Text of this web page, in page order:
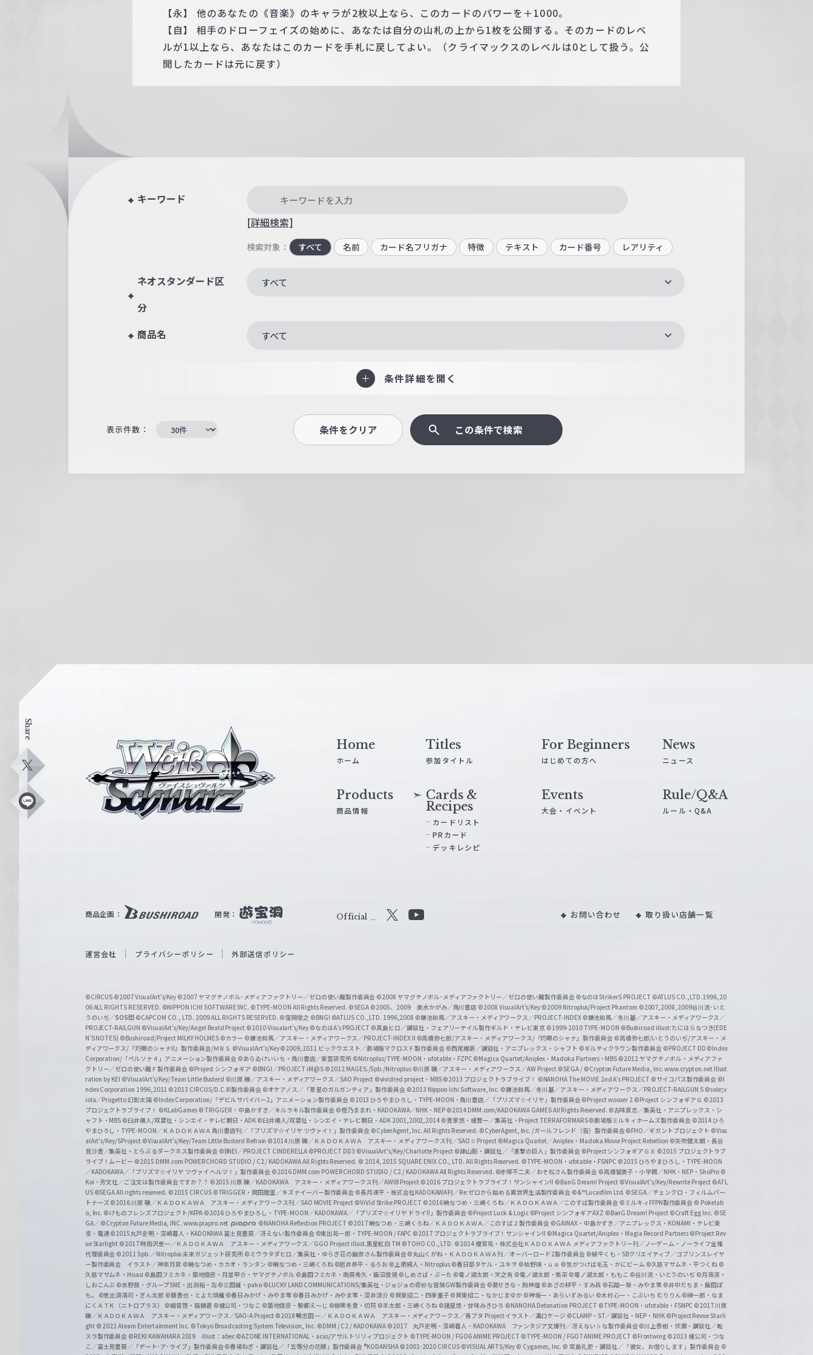
【永】 他のあなたの《音楽》のキャラが2枚以上なら、このカードのパワーを＋1000。
【自】 相手のドローフェイズの始めに、あなたは自分の山札の上から1枚を公開する。そのカードのレベ
ルが1以上なら、あなたはこのカードを手札に戻してよい。（クライマックスのレベルは0として扱う。公
開したカードは元に戻す）
キーワード
[詳細検索]
検索対象： すべて 名前 カード名フリガナ 特徴 テキスト カード番号 レアリティ
ネオスタンダード区
分
すべて
商品名 すべて
条件詳細を開く
表示件数： 条件をクリア この条件で検索
Share
X
L
ス
W
i
c
h
w
a
r
z
Home
ホーム
Titles
参加タイトル
For Beginners
はじめての方へ
News
ニュース
Products
商品情報
Cards &
Recipes
カードリスト
PRカード
デッキレシピ
Events
大会・イベント
Rule/Q&A
ルール・Q&A
商品企画： 開発： Official
Y
b
e
O
f
f
i
c
i
a
l
C
h
a
n
n
e
l
お問い合わせ 取り扱い店舗一覧
運営会社 プライバシーポリシー 外部送信ポリシー
©CIRCUS ©2007 VisualArt's/Key ©2007 ヤマグチノボル･メディアファクトリー／ゼロの使い魔製作委員会 ©2008 ヤマグチノボル･メディアファクトリー／ゼロの使い魔製作委員会 ©なのはStrikerS PROJECT ©ATLUS CO.,LTD.1996,20
06 ALL RIGHTS RESERVED. ©NIPPON ICHI SOFTWARE INC. ©TYPE-MOON All Rights Reserved. ©SEGA ©2005、2009 美水かがみ／角川書店 ©2008 VisualArt's/Key ©2009 Nitroplus/Project Phantom ©2007,2008,2009谷川流･いと
うのいぢ／SOS団 ©CAPCOM CO., LTD. 2009 ALL RIGHTS RESERVED. ©窪岡俊之 ©BNGI ©ATLUS CO.,LTD. 1996,2008 ©鎌池和馬／アスキー・メディアワークス／PROJECT-INDEX ©鎌池和馬／冬川基／アスキー・メディアワークス／
PROJECT-RAILGUN ©VisualArt's/Key/Angel Beats! Project ©2010 Visualart's/Key ©なのはA's PROJECT ©真島ヒロ／講談社・フェアリーテイル製作ギルド・テレビ東京 ©1999-2010 TYPE-MOON ©Bushiroad illust:たにはらなつき(EDE
N'S NOTES) ©Bushiroad/Project MILKY HOLMES ©カラー ©鎌池和馬／アスキー・メディアワークス／PROJECT-INDEX II ©高橋弥七郎/アスキー・メディアワークス/『灼眼のシャナ』製作委員会 ©高橋弥七郎/いとうのいぢ/アスキー・メ
ディアワークス/『灼眼のシャナII』製作委員会/ＭＢＳ ©VisualArt's/Key©2009,2011 ビックウエスト／劇場版マクロスＦ製作委員会 ©西尾維新／講談社・アニプレックス・シャフト ©ギルティクラウン製作委員会 ©PROJECT DD ©Index
Corporation/「ペルソナ４」アニメーション製作委員会 ©あらゐけいいち・角川書店／東雲研究所 ©Nitroplus/TYPE-MOON・ufotable・FZPC ©Magica Quartet/Aniplex・Madoka Partners・MBS ©2012 ヤマグチノボル・メディアファ
クトリー／ゼロの使い魔Ｆ製作委員会 ©Project シンフォギア ©BNGI／PROJECT iM@S ©2012 MAGES./5pb./Nitroplus ©川原 礫／アスキー・メディアワークス／AW Project ©SEGA / ©Crypton Future Media, Inc. www.crypton.net Illust
ration by KEI ©VisualArt's/Key/Team Little Busters! ©川原 礫／アスキー・メディアワークス／SAO Project ©vividred project・MBS ©2013 プロジェクトラブライブ！ ©NANOHA The MOVIE 2nd A's PROJECT ©サイコパス製作委員会 ©I
ndex Corporation 1996,2011 ©2013 CIRCUS/D.C.III製作委員会 ©オケアノス／「翠星のガルガンティア」製作委員会 ©2013 Nippon Ichi Software, Inc. ©鎌池和馬／冬川基／アスキー・メディアワークス／PROJECT-RAILGUN S ©sole;v
iola／Progetto 幻影太陽 ©Index Corporation/「デビルサバイバー2」アニメーション製作委員会 ©2013 ひろやまひろし・TYPE-MOON・角川書店／「プリズマ☆イリヤ」製作委員会©Project wooser 2 ©Project シンフォギアＧ ©2013
プロジェクトラブライブ！ ©KLabGames © TRIGGER・中島かずき／キルラキル製作委員会 ©橙乃ままれ・KADOKAWA／NHK・NEP ©2014 DMM.com/KADOKAWA GAMES All Rights Reserved. ©古味直志／集英社・アニプレックス・シ
ャフト・MBS ©臼井儀人/双葉社・シンエイ・テレビ朝日・ADK ©臼井儀人/双葉社・シンエイ・テレビ朝日・ADK 2001,2002,2014 ©貴家悠・橘賢一／集英社・Project TERRAFORMARS©劇場版ミルキィホームズ製作委員会 ©2014 ひろ
やまひろし・TYPE-MOON／ＫＡＤＯＫＡＷＡ 角川書店刊／「プリズマ☆イリヤ ツヴァイ！」製作委員会 ©CyberAgent, Inc. All Rights Reserved. ©CyberAgent, Inc. /ガールフレンド（仮）製作委員会©FHO／ギガントプロジェクト ©Visu
alArt's/Key/SProject ©VisualArt's/Key/Team Little Busters! Refrain ©2014 川原 礫／ＫＡＤＯＫＡＷＡ アスキー・メディアワークス刊／SAOⅡ Project ©Magica Quartet／Aniplex・Madoka Movie Project Rebellion ©矢吹健太朗・長谷
見沙貴／集英社・とらぶるダークネス製作委員会 ©BNEI／PROJECT CINDERELLA ©PROJECT DD3 ©VisualArt's/Key/Charlotte Project ©諫山創・講談社／「進撃の巨人」製作委員会 ©Project シンフォギアＧＸ ©2015 プロジェクトラブ
ライブ！ムービー ©2015 DMM.com POWERCHORD STUDIO / C2 / KADOKAWA All Rights Reserved. © 2014, 2015 SQUARE ENIX CO., LTD. All Rights Reserved. ©TYPE-MOON・ufotable・FSNPC ©2015 ひろやまひろし・TYPE-MOON
／KADOKAWA／「プリズマ☆イリヤ ツヴァイ ヘルツ！」製作委員会 ©2016 DMM.com POWERCHORD STUDIO / C2 / KADOKAWA All Rights Reserved. ©赤塚不二夫／おそ松さん製作委員会 ©高橋留美子・小学館／NHK・NEP・ShoPro ©
Koi・芳文社／ご注文は製作委員会ですか？？ ©2015 川原 礫／KADOKAWA アスキー・メディアワークス刊／AWIB Project ©2016 プロジェクトラブライブ！サンシャイン!! ©BanG Dream! Project ©VisualArt's/Key/Rewrite Project ©ATL
US ©SEGA All rights reserved. ©2015 CIRCUS ©TRIGGER・岡田麿里／キズナイーバー製作委員会 ©長月達平・株式会社KADOKAWA刊／Re:ゼロから始める異世界生活製作委員会 ©&™Lucasfilm Ltd. ©SEGA／チェンクロ・フィルムパー
トナーズ©2016 川原 礫／ＫＡＤＯＫＡＷＡ アスキー・メディアワークス刊／SAO MOVIE Project ©ViVid Strike PROJECT ©2016 暁なつめ・三嶋くろね／ＫＡＤＯＫＡＷＡ／このすば製作委員会 ©ミルキィFFPN製作委員会 © Pokelab
o, Inc. ©けものフレンズプロジェクト/KFPA ©2016 ひろやまひろし・TYPE-MOON／KADOKAWA／「プリズマ☆イリヤ ドライ!!」製作委員会 ©Project Luck & Logic ©Project シンフォギアAXZ ©BanG Dream! Project ©Craft Egg Inc. ©SE
GA／ ©Crypton Future Media, INC. www.piapro.net
©NANOHA Reflection PROJECT ©2017 暁なつめ・三嶋くろね／ＫＡＤＯＫＡＷＡ／このすば２製作委員会 ©GAINAX・中島かずき／アニプレックス・KONAMI・テレビ東
京・電通 ©2015丸戸史明・深崎暮人・KADOKAWA 富士見書房／冴えない製作委員会 ©東出祐一郎・TYPE-MOON / FAPC ©2017 プロジェクトラブライブ！サンシャイン!! ©Magica Quartet/Aniplex・Magia Record Partners ©Project Rev
ue Starlight ©2017 時雨沢恵一／ＫＡＤＯＫＡＷＡ アスキー・メディアワークス／GGO Project illust.黒星紅白 TM ©TOHO CO., LTD. ©2014 榎宮祐・株式会社ＫＡＤＯＫＡＷＡ メディアファクトリー刊／ノーゲーム・ノーライフ全権
代理委員会 ©2011 5pb.／Nitroplus 未来ガジェット研究所 ©ミウラタダヒロ／集英社・ゆらぎ荘の幽奈さん製作委員会©丸山くがね・ＫＡＤＯＫＡＷＡ刊／オーバーロード2製作委員会 ©蝸牛くも・SBクリエイティブ／ゴブリンスレイヤ
ー製作委員会 イラスト／神奈月昇 ©暁なつめ・カカオ・ランタン ©暁なつめ・三嶋くろね ©岩井恭平・るろお ©上栖綴人・Nitroplus ©春日部タケル・ユキヲ ©枯野瑛・ｕｅ ©気がつけば毛玉・かにビーム ©久慈マサムネ・平つくね ©
久慈マサムネ・Hisasi ©島田フミカネ・築地俊彦・月並甲介・ヤマグチノボル ©島田フミカネ・南房秀久・飯沼俊規 ©しめさば・ぶーた ©竜ノ湖太郎・天之有 ©竜ノ湖太郎・焦茶 ©竜ノ湖太郎・ももこ ©谷川流・いとうのいぢ ©月夜涙・
しおこんぶ ©水野良・グループSNE・出渕裕・左©三田誠・pako ©LUCKY LAND COMMUNICATIONS/集英社・ジョジョの奇妙な冒険GW製作委員会 ©葵せきな・狗神煌 ©あざの耕平・すみ兵 ©石踏一榮・みやま零 ©井中だちま・飯田ぽ
ち。
©恵比須清司・ぎん太郎 ©鏡貴也・とよた瑣織 ©春日みかげ・みやま零 ©春日みかげ・みやま零・深井涼介 ©賀東招二・四季童子 ©賀東招二・なかじまゆか ©神坂一・あらいずみるい ©木村心一・こぶいち むりりん ©榊一郎・なま
にくＡＴＫ（ニトロプラス） ©細音啓・猫鍋蒼 ©橘公司・つなこ ©築地俊彦・駒都え～じ ©柳実冬貴・切符 ©羊太郎・三嶋くろね ©諸星悠・甘味みきひろ ©NANOHA Detonation PROJECT ©TYPE-MOON・ufotable・FSNPC ©2017 川原
礫／ＫＡＤＯＫＡＷＡ アスキー・メディアワークス／SAO-A Project ©2018 鴨志田 一／ＫＡＤＯＫＡＷＡ アスキー・メディアワークス／青ブタ Project イラスト／溝口ケージ ©CLAMP・ST／講談社・NEP・NHK ©Project Revue Starli
ght © 2021 Ateam Entertainment Inc. ©Tokyo Broadcasting System Television, Inc. ©DMM / C2 / KADOKAWA ©2017 丸戸史明・深崎暮人・KADOKAWA ファンタジア文庫刊／冴えない♭な製作委員会©川上泰樹・伏瀬・講談社／転
スラ製作委員会 ©REKI KAWAHARA 2019 illust：abec ©AZONE INTERNATIONAL・acus/アサルトリリィプロジェクト ©TYPE-MOON / FGO6 ANIME PROJECT ©TYPE-MOON / FGO7 ANIME PROJECT ©Frontwing ©2013 橘公司・つな
こ／富士見書房／「デート･ア･ライブ」製作委員会©春場ねぎ・講談社／「五等分の花嫁」製作委員会 ®KODANSHA ©2001-2020 CIRCUS ©VISUAL ARTS/Key © Cygames, Inc. © 宮島礼吏・講談社／「彼女、お借りします」製作委員会 ©